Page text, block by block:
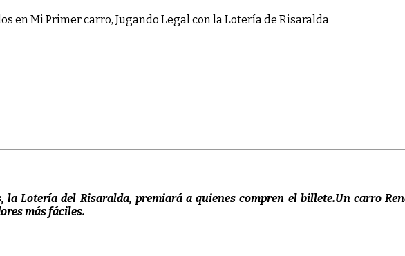
en Mi Primer carro, Jugando Legal con la Lotería de Risaralda
Lotería del Risaralda, premiará a quienes compren el billete.Un carro
más fáciles.